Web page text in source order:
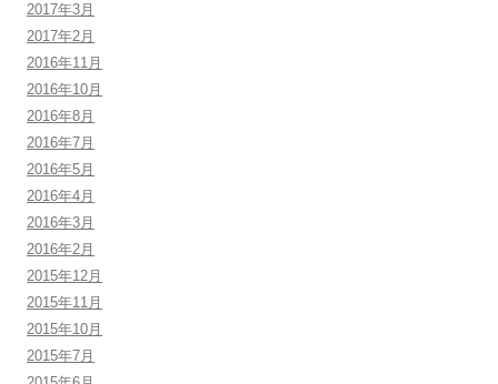
2017年3月
2017年2月
2016年11月
2016年10月
2016年8月
2016年7月
2016年5月
2016年4月
2016年3月
2016年2月
2015年12月
2015年11月
2015年10月
2015年7月